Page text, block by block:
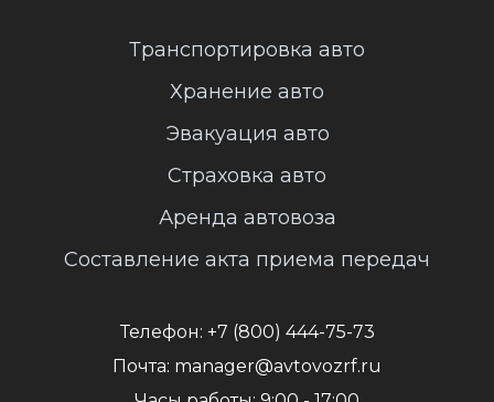
Транспортировка авто
Хранение авто
Эвакуация авто
Страховка авто
Аренда автовоза
Составление акта приема передач
Телефон: +7 (800) 444-75-73
Почта: manager@avtovozrf.ru